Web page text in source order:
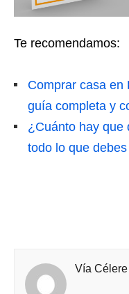
Te recomendamos:
Comprar casa en
guía completa y
¿Cuánto hay que
todo lo que
Vía Célere